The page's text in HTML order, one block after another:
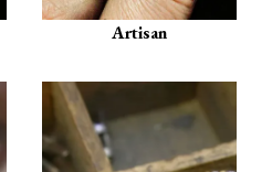
Artisan